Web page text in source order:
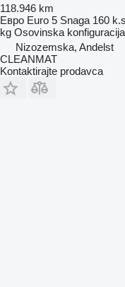
118.946 km
Евро Euro 5 Snaga 160
kg Osovinska konfiguracija
Nizozemska, Andelst
CLEANMAT
Kontaktirajte prodavca